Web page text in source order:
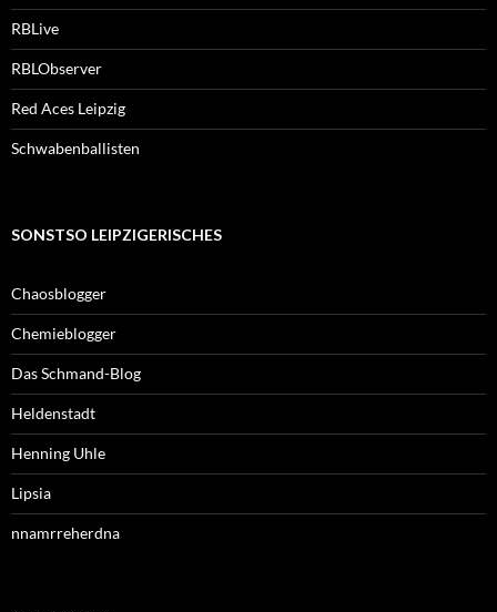
RBLive
RBLObserver
Red Aces Leipzig
Schwabenballisten
SONSTSO LEIPZIGERISCHES
Chaosblogger
Chemieblogger
Das Schmand-Blog
Heldenstadt
Henning Uhle
Lipsia
nnamrreherdna